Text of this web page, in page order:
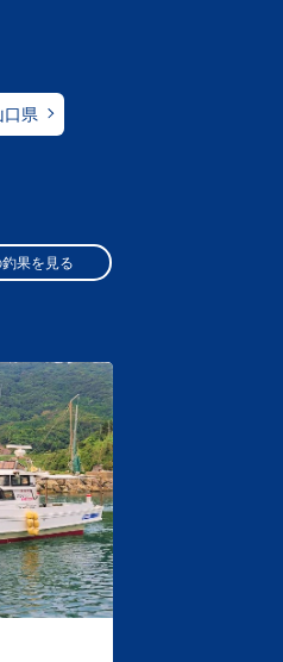
口県
果を見る